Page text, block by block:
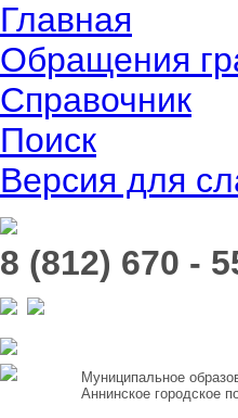
Главная
Обращения
Справочник
Поиск
Версия для
8 (812) 670 -
Муниципальное
Аннинское городское